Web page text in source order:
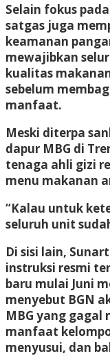
Selain fokus
satgas juga
keamanan
mewajibkan
kualitas
sebelum
manfaat.
Meski diterpa
dapur MBG di
tenaga ahli gizi
menu makanan
“Kalau untuk
seluruh unit
Di sisi lain,
instruksi resmi
baru mulai Juni
menyebut BGN
MBG yang gagal
manfaat
menyusui, dan